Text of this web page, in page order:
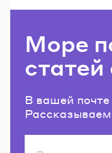
Море
статей
В вашей
Рассказываем